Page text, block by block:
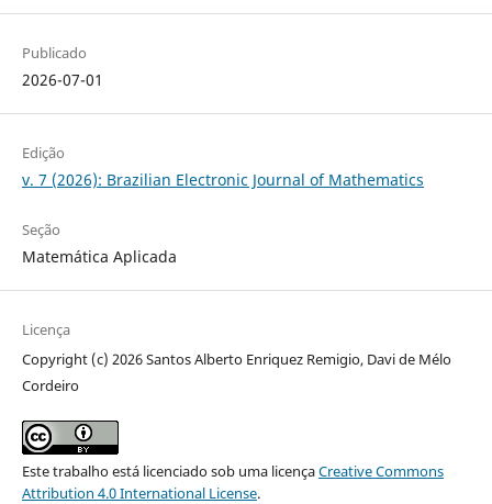
Publicado
2026-07-01
Edição
v. 7 (2026): Brazilian Electronic Journal of Mathematics
Seção
Matemática Aplicada
Licença
Copyright (c) 2026 Santos Alberto Enriquez Remigio, Davi de Mélo
Cordeiro
Este trabalho está licenciado sob uma licençaCreative Commons
Attribution 4.0 International License.